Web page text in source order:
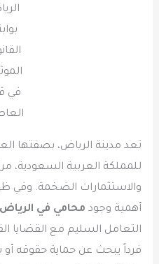
في
تعد مدينة الرياض، بصفتها
للمملكة العربية السعودية،
والاستثمارات الضخمة. وفي ظل
أهمية وجود محامي في الرياض
التعامل السليم مع القضايا
فرداً يبحث عن حماية حقوقه